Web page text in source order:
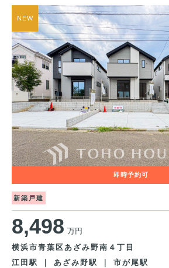
新築戸建
8,498 万円
横浜市青葉区あざみ野南４丁目
江田駅 ｜ あざみ野駅 ｜ 市が尾駅